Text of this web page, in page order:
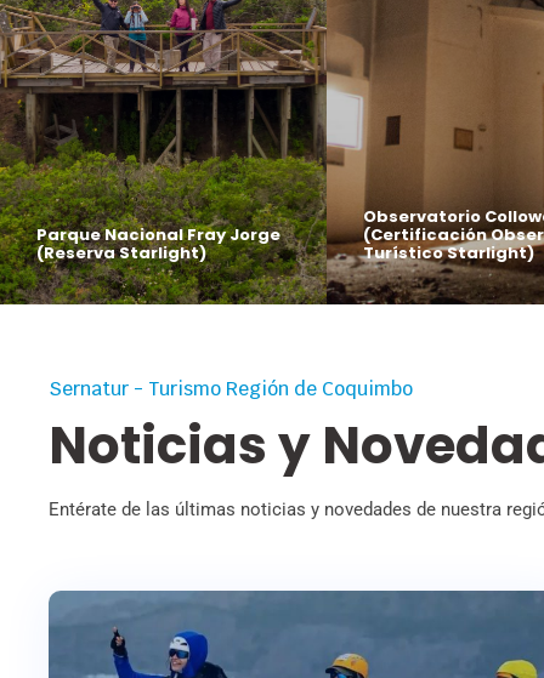
Parque Nacional Fray Jorge
(Reserva Starlight)
Observatorio
(Certificación
Turístico Starlight)
Sernatur - Turismo Región de Coquimbo
Noticias y
Entérate de las últimas noticias y novedades de nuestra
09